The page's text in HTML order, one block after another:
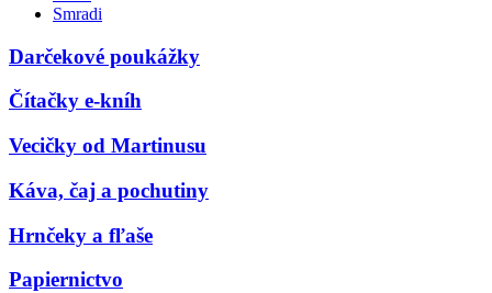
Smradi
Darčekové poukážky
Čítačky e-kníh
Vecičky od Martinusu
Káva, čaj a pochutiny
Hrnčeky a fľaše
Papiernictvo